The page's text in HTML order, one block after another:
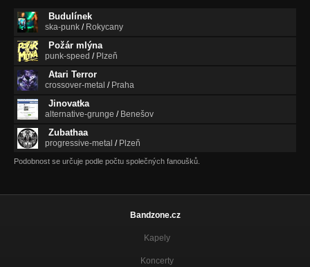
Budulínek
ska-punk / Rokycany
Požár mlýna
punk-speed / Plzeň
Atari Terror
crossover-metal / Praha
Jinovatka
alternative-grunge / Benešov
Zubathaa
progressive-metal / Plzeň
Podobnost se určuje podle počtu společných fanoušků.
Bandzone.cz
Kapely
Koncerty